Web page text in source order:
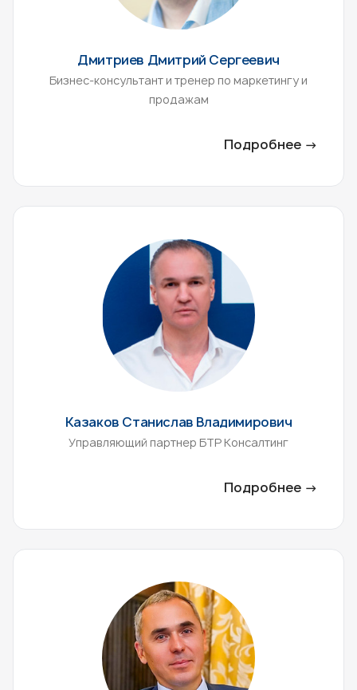
Дмитриев Дмитрий Сергеевич
Бизнес-консультант и тренер по маркетингу и
продажам
Подробнее →
Казаков Станислав Владимирович
Управляющий партнер БТР Консалтинг
Подробнее →